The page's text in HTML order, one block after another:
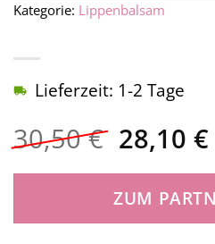
30,50€
Preis
war:
30,50 €
28,10 €
Lieferzeit: 1-2 Tage
ZUM
Kategorie: Lippenbalsam